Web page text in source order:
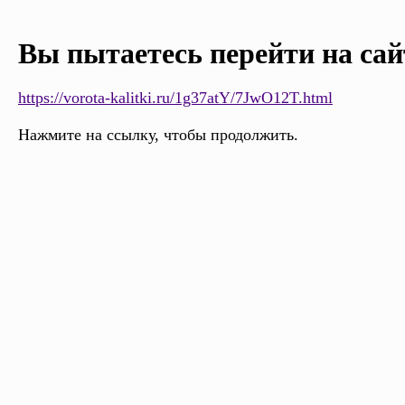
Вы пытаетесь перейти на
https://vorota-kalitki.ru/1g37atY/7JwO12T.html
Нажмите на ссылку, чтобы продолжить.